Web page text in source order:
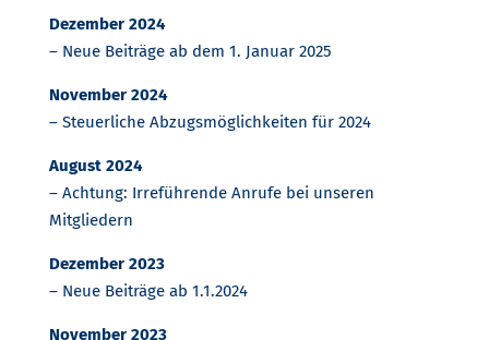
Dezember 2024
– Neue Beiträge ab dem 1. Januar 2025
November 2024
– Steuerliche Abzugsmöglichkeiten für 2024
August 2024
– Achtung: Irreführende Anrufe bei unseren
Mitgliedern
Dezember 2023
– Neue Beiträge ab 1.1.2024
November 2023